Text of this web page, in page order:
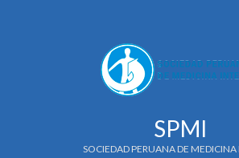
SPMI
SOCIEDAD PERUANA DE MEDICINA